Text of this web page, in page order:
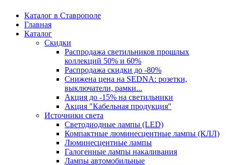
Каталог в Ставрополе
Главная
Каталог
Скидки
Распродажа светильников прошлых
коллекций 50% и 60%
Распродажа скидки до -80%
Cнижена цена на SEDNA: розетки,
выключатели, рамки...
Акция до -15% на светильники
Акция "Кабельная продукция"
Источники света
Светодиодные лампы (LED)
Компактные люминесцентные лампы (КЛЛ)
Люминесцентные лампы
Галогенные лампы накаливания
Лампы автомобильные